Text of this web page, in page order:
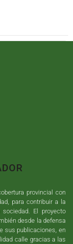
provincial con
para contribuir a la
El proyecto
desde la defensa
sus publicaciones, en
calle gracias a las